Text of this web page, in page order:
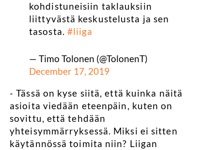
kohdistuneisiin taklauksiin
liittyvästä keskustelusta ja sen
tasosta. #liiga
— Timo Tolonen (@TolonenT)
December 17, 2019
- Tässä on kyse siitä, että kuinka näitä
asioita viedään eteenpäin, kuten on
sovittu, että tehdään
yhteisymmärryksessä. Miksi ei sitten
käytännössä toimita niin? Liigan